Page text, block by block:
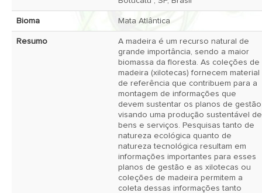
Bioma Mata Atlântica
Resumo
A madeira é um recurso natural de
grande importância, sendo a maior
biomassa da floresta. As coleções de
madeira (xilotecas) fornecem material
de referência que contribuem para a
montagem de informações que
devem sustentar os planos de gestão
visando uma produção sustentável de
bens e serviços. Pesquisas tanto de
natureza ecológica quanto de
natureza tecnológica resultam em
informações importantes para esses
planos de gestão e as xilotecas ou
coleções de madeira permitem a
coleta dessas informações tanto